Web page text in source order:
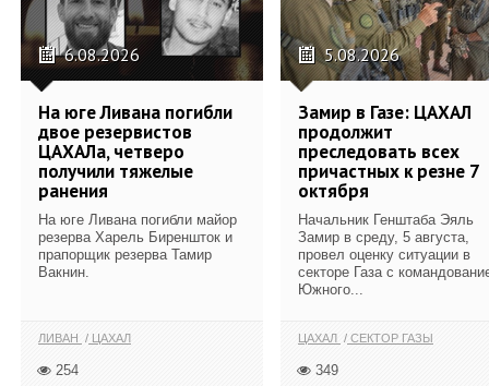
6.08.2026
На юге Ливана погибли
двое резервистов
ЦАХАЛа, четверо
получили тяжелые
ранения
На юге Ливана погибли майор
резерва Харель Биреншток и
прапорщик резерва Тамир
Вакнин.
ЛИВАН ЦАХАЛ
254
5.08.2026
Замир в Газе: ЦАХАЛ
продолжит
преследовать всех
причастных к резне 7
октября
Начальник Генштаба Эяль
Замир в среду, 5 августа,
провел оценку ситуации в
секторе Газа с
Южного...
ЦАХАЛ СЕКТОР ГАЗЫ
349